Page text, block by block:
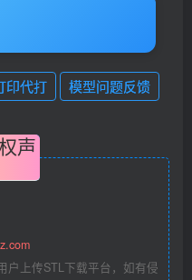
印代打 模型问题反馈
声
户上传STL下载平台，如有侵